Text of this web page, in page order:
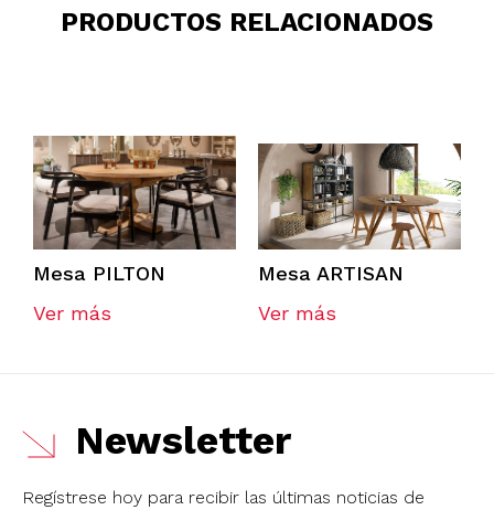
PRODUCTOS RELACIONADOS
Mesa PILTON
Ver más
Mesa ARTISAN
Ver más
Newsletter
Regístrese hoy para recibir las últimas noticias de